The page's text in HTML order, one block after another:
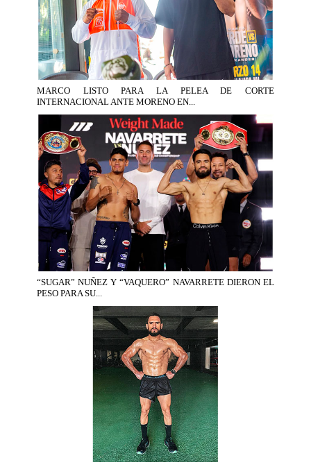
MARCO LISTO PARA LA PELEA DE CORTE
INTERNACIONAL ANTE MORENO EN...
“SUGAR” NUÑEZ Y “VAQUERO” NAVARRETE DIERON EL
PESO PARA SU...